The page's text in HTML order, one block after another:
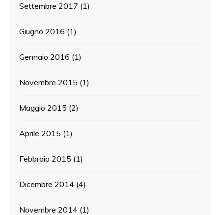
Settembre 2017 (1)
Giugno 2016 (1)
Gennaio 2016 (1)
Novembre 2015 (1)
Maggio 2015 (2)
Aprile 2015 (1)
Febbraio 2015 (1)
Dicembre 2014 (4)
Novembre 2014 (1)